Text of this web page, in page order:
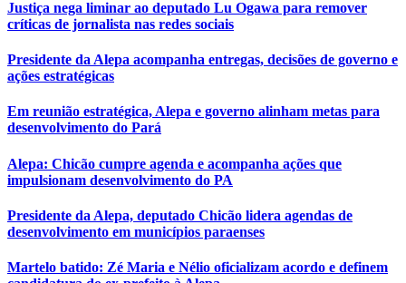
Justiça nega liminar ao deputado Lu Ogawa para remover
críticas de jornalista nas redes sociais
Presidente da Alepa acompanha entregas, decisões de governo e
ações estratégicas
Em reunião estratégica, Alepa e governo alinham metas para
desenvolvimento do Pará
Alepa: Chicão cumpre agenda e acompanha ações que
impulsionam desenvolvimento do PA
Presidente da Alepa, deputado Chicão lidera agendas de
desenvolvimento em municípios paraenses
Martelo batido: Zé Maria e Nélio oficializam acordo e definem